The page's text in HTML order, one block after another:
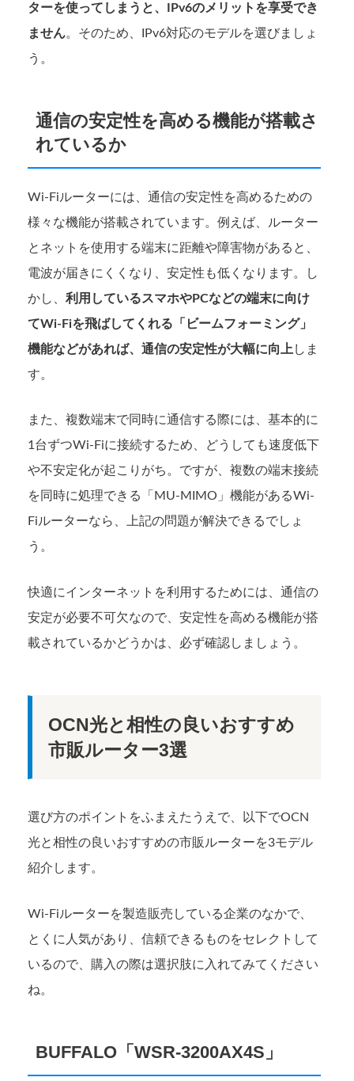
ターを使ってしまうと、IPv6のメリットを享受でき
ません。そのため、IPv6対応のモデルを選びましょ
う。
通信の安定性を高める機能が搭載さ
れているか
Wi-Fiルーターには、通信の安定性を高めるための
様々な機能が搭載されています。例えば、ルーター
とネットを使用する端末に距離や障害物があると、
電波が届きにくくなり、安定性も低くなります。し
かし、 利用しているスマホやPCなどの端末に向け
てWi-Fiを飛ばしてくれる「ビームフォーミング」
機能などがあれば、通信の安定性が大幅に向上 しま
す。
また、複数端末で同時に通信する際には、基本的に
1台ずつWi-Fiに接続するため、どうしても速度低下
や不安定化が起こりがち。ですが、複数の端末接続
を同時に処理できる「MU-MIMO」機能があるWi-
Fiルーターなら、上記の問題が解決できるでしょ
う。
快適にインターネットを利用するためには、通信の
安定が必要不可欠なので、安定性を高める機能が搭
載されているかどうかは、必ず確認しましょう。
OCN光と相性の良いおすすめ
市販ルーター3選
選び方のポイントをふまえたうえで、以下でOCN
光と相性の良いおすすめの市販ルーターを3モデル
紹介します。
Wi-Fiルーターを製造販売している企業のなかで、
とくに人気があり、信頼できるものをセレクトして
いるので、購入の際は選択肢に入れてみてください
ね。
BUFFALO「​​WSR-3200AX4S」